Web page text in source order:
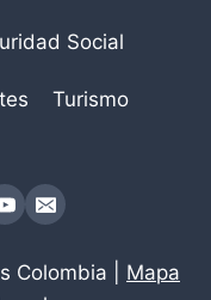
Social
Turismo
Colombia | Mapa